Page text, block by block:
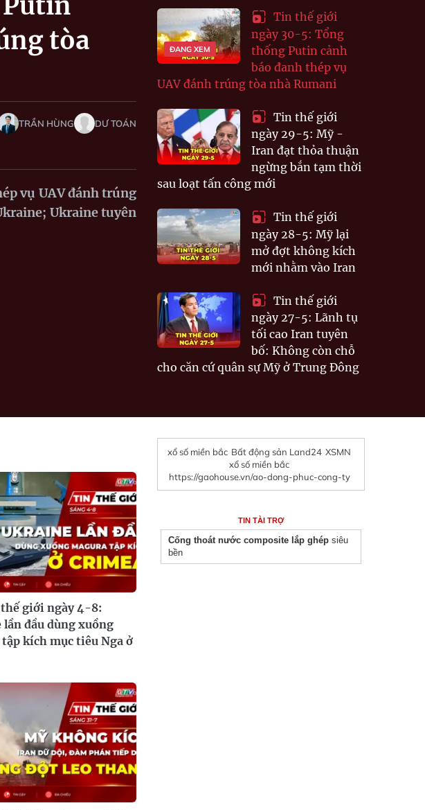
tòa
TRẦN HÙNG DƯ TOÁN
vụ UAV đánh trúng
Ukraine tuyên
ĐANG XEM
Tin thế giới
ngày 30-5: Tổng
thống Putin cảnh
báo đanh thép vụ
UAV đánh trúng tòa nhà Rumani
Tin thế giới
ngày 29-5: Mỹ -
Iran đạt thỏa thuận
ngừng bắn tạm thời
sau loạt tấn công mới
Tin thế giới
ngày 28-5: Mỹ lại
mở đợt không kích
mới nhằm vào Iran
Tin thế giới
ngày 27-5: Lãnh tụ
tối cao Iran tuyên
bố: Không còn chỗ
cho căn cứ quân sự Mỹ ở Trung Đông
giới ngày 4-8:
đầu dùng xuồng
kích mục tiêu Nga ở
xổ số miền bắc Bất động sản Land24 XSMN
xổ số miền bắc
https://gaohouse.vn/ao-dong-phuc-cong-ty
TIN TÀI TRỢ
Cống thoát nước composite lắp ghép siêu
bền